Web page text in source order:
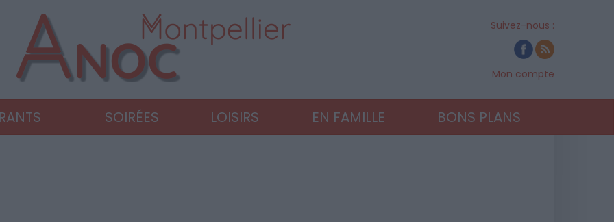
Suivez-nous :
Mon compte
SOIRÉES LOISIRS EN FAMILLE BONS PLANS